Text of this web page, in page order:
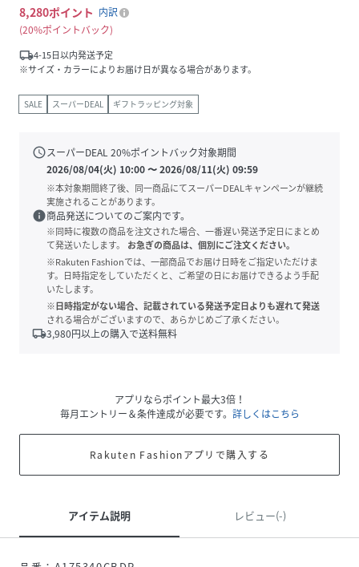
8,280ポイント 内訳
20%ポイントバック
local_shipping4-15日以内発送予定
※サイズ・カラーによりお届け日が異なる場合があります。
SALE スーパーDEAL ギフトラッピング対象
scheduleスーパーDEAL20%ポイントバック対象期間
2026/08/04(火) 10:00〜2026/08/11(火) 09:59
※本対象期間終了後、同一商品にてスーパーDEALキャンペーンが継続
実施されることがあります。
info商品発送についてのご案内です。
※同時に複数の商品を注文された場合、一番遅い発送予定日にまとめ
て発送いたします。
お急ぎの商品は、個別にご注文ください。
※Rakuten Fashionでは、一部商品でお届け日時をご指定いただけま
す。日時指定をしていただくと、ご希望の日にお届けできるよう手配
いたします。
※日時指定がない場合、記載されている発送予定日よりも遅れて発送
される場合がございますので、あらかじめご了承ください。
local_shipping3,980円以上の購入で送料無料
アプリならポイント最大3倍！
毎月エントリー＆条件達成が必要です。 詳しくはこちら
Rakuten Fashionアプリで購入する
アイテム説明 レビュー(-)